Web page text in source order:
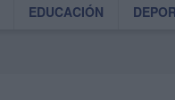
EDUCACIÓN